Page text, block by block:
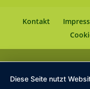
Kontakt
Diese Seite nutzt